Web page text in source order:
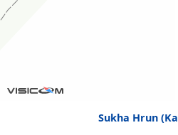
Sukha Hrun